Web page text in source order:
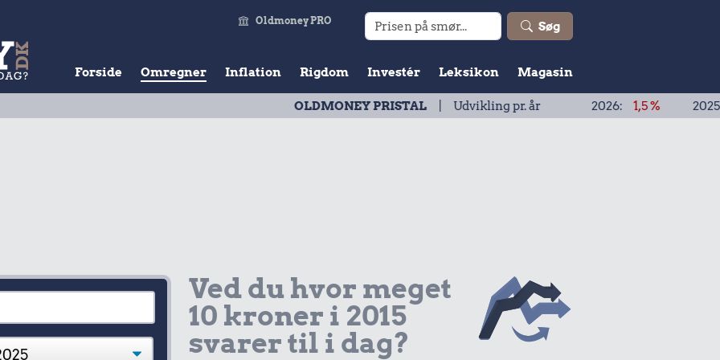
Søg
Oldmoney PRO
Forside Omregner Inflation Rigdom Investér Leksikon Magasin
OLDMONEY PRISTAL| Udvikling pr. år 2026: 2025: 1,9 %
Ved du hvor meget
10 kroner i 2015
svarer til i dag?